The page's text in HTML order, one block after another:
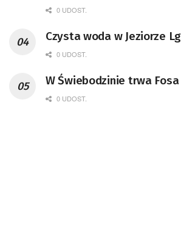
0 UDOST.
Czysta woda w Jeziorze
0 UDOST.
W Świebodzinie trwa
0 UDOST.